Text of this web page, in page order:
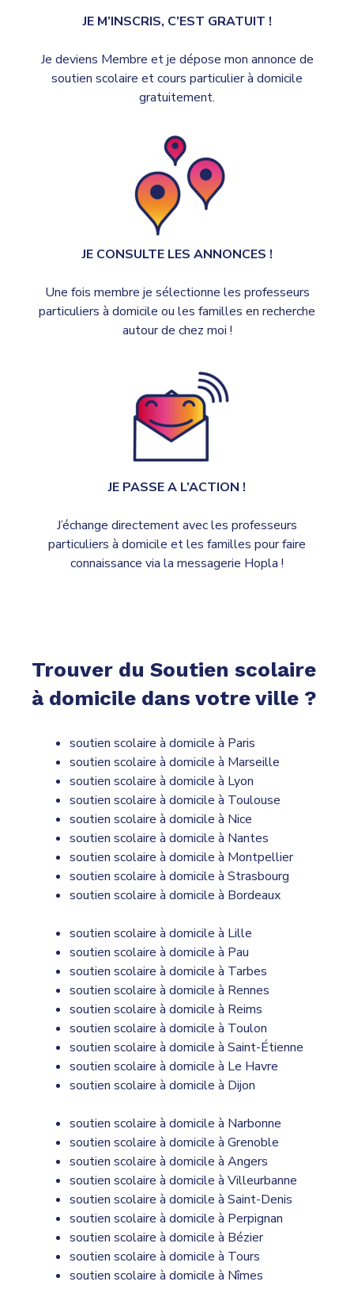
JE M’INSCRIS, C’EST GRATUIT !
Je deviens Membre et je dépose mon annonce de
soutien scolaire et cours particulier à domicile
gratuitement.
JE CONSULTE LES ANNONCES !
Une fois membre je sélectionne les professeurs
particuliers à domicile ou les familles en recherche
autour de chez moi !
JE PASSE A L’ACTION !
J’échange directement avec les professeurs
particuliers à domicile et les familles pour faire
connaissance via la messagerie Hopla !
Trouver du Soutien scolaire
à domicile dans votre ville ?
soutien scolaire à domicile à Paris
soutien scolaire à domicile à Marseille
soutien scolaire à domicile à Lyon
soutien scolaire à domicile à Toulouse
soutien scolaire à domicile à Nice
soutien scolaire à domicile à Nantes
soutien scolaire à domicile à Montpellier
soutien scolaire à domicile à Strasbourg
soutien scolaire à domicile à Bordeaux
soutien scolaire à domicile à Lille
soutien scolaire à domicile à Pau
soutien scolaire à domicile à Tarbes
soutien scolaire à domicile à Rennes
soutien scolaire à domicile à Reims
soutien scolaire à domicile à Toulon
soutien scolaire à domicile à Saint-Étienne
soutien scolaire à domicile à Le Havre
soutien scolaire à domicile à Dijon
soutien scolaire à domicile à Narbonne
soutien scolaire à domicile à Grenoble
soutien scolaire à domicile à Angers
soutien scolaire à domicile à Villeurbanne
soutien scolaire à domicile à Saint-Denis
soutien scolaire à domicile à Perpignan
soutien scolaire à domicile à Bézier
soutien scolaire à domicile à Tours
soutien scolaire à domicile à Nîmes